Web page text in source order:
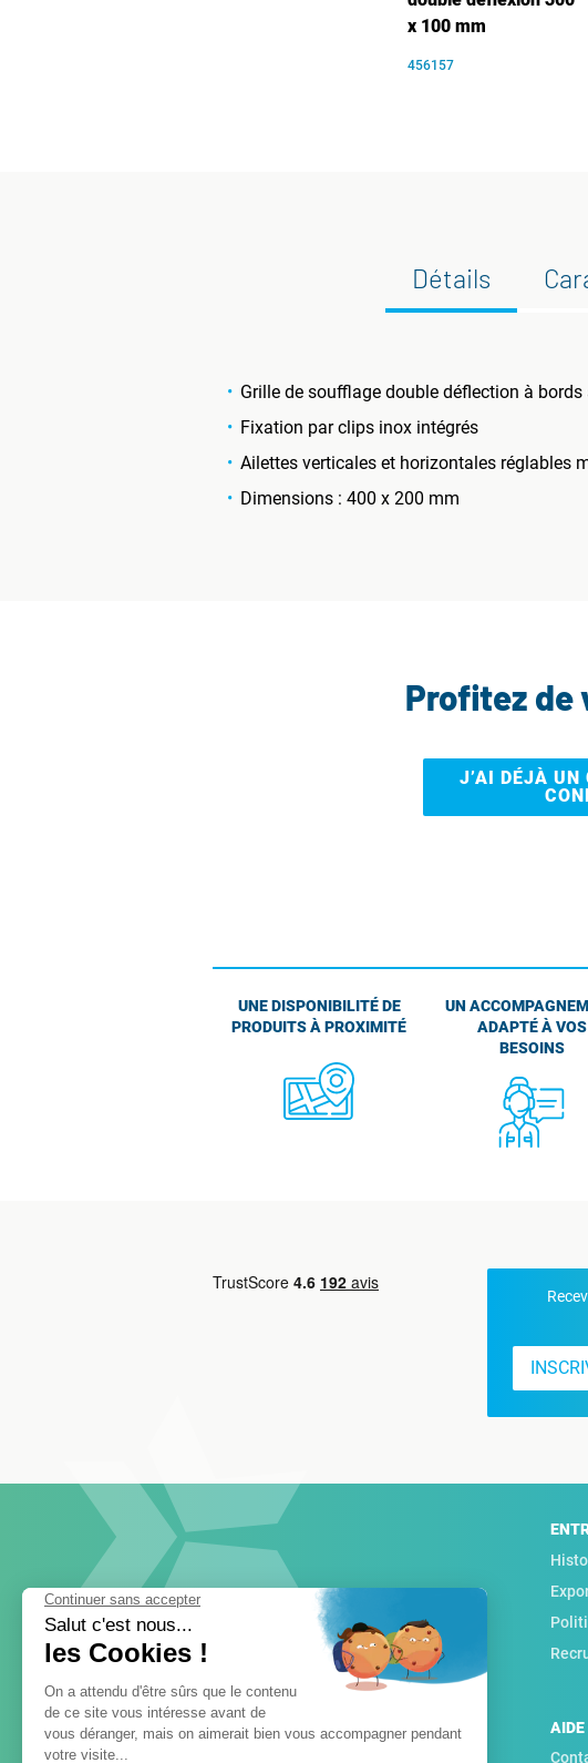
x 100 mm
456157
Détails
Grille de soufflage double déflection à
Fixation par clips inox intégrés
Ailettes verticales et horizontales réglables
Dimensions : 400 x 200 mm
Profitez de
J’AI DÉJÀ UN
UNE DISPONIBILITÉ DE
PRODUITS À PROXIMITÉ
UN
ADAPTÉ À VOS
BESOINS
AIDE